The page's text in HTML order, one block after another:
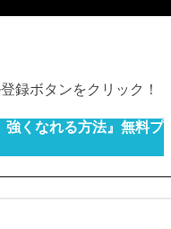
録ボタンをクリック！
強くなれる方法』無料プ